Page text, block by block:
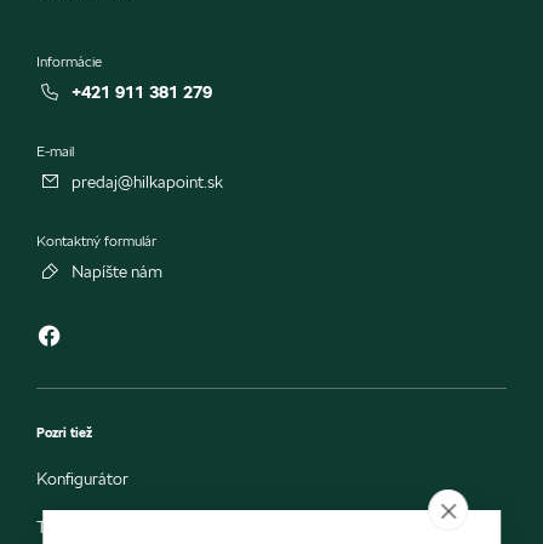
Informácie
+421 911 381 279
E-mail
predaj@hilkapoint.sk
Kontaktný formulár
Napíšte nám
Pozri tiež
Konfigurátor
Testovacia jazda